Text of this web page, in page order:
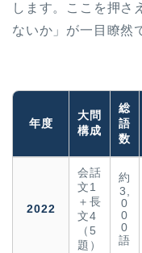
します。ここを押さ
ないか」が一目瞭然
年度
大問
構成
総
語
数
2022
会話
文1
＋長
文4
（5
題）
約
3,
0
0
0
語